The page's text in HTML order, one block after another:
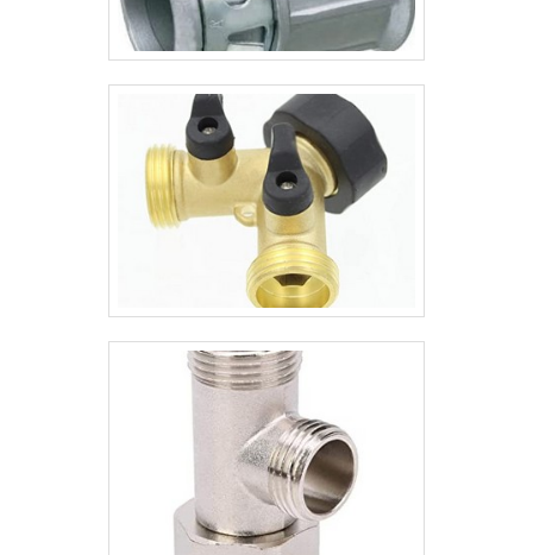
geração. Tudo isso, somado à
performance de uma equipe de
profissionais aptos a facilitar e identificar
as necessidades dos clientes, garante a
melhor experiência para os clientes com
qualidade.Aproveite a visita para acessar o
site e saber mais sobre a empresa, os
serviços e os produtos. Se preferir, entre
em contato com um dos nossos
consultores e solicite um orçamento!